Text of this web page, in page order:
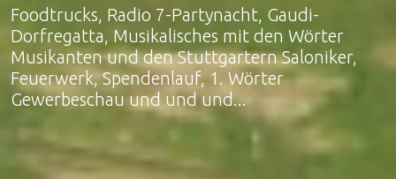
Foodtrucks, Radio 7-Partynacht, Gaudi-
Dorfregatta, Musikalisches mit den Wörter
Musikanten und den Stuttgartern Saloniker,
Feuerwerk, Spendenlauf, 1. Wörter
Gewerbeschau und und und...